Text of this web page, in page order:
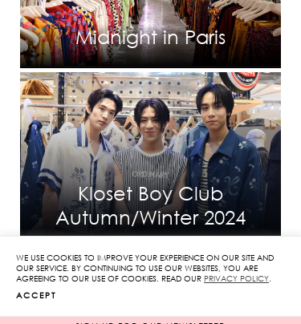
Midnight in Paris
Kloset Boy Club
Autumn/Winter 2024
WE USE COOKIES TO IMPROVE YOUR EXPERIENCE ON OUR SITE AND
OUR SERVICE. BY CONTINUING TO USE OUR WEBSITES, YOU ARE
AGREEING TO OUR USE OF COOKIES. READ OUR PRIVACY POLICY.
ACCEPT